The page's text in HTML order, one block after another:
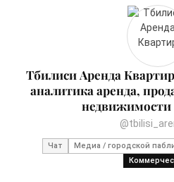
Тбилиси Аренда
аналитика аренда,
недвижимости
Чат Медиа / городской